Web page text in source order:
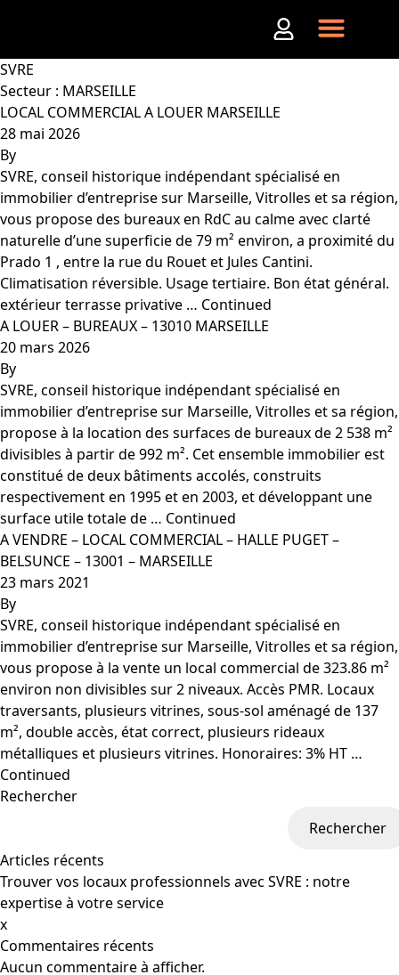
Aller au contenu
SVRE
Secteur : MARSEILLE
LOCAL COMMERCIAL A LOUER MARSEILLE
28 mai 2026
By
SVRE, conseil historique indépendant spécialisé en
immobilier d’entreprise sur Marseille, Vitrolles et sa région,
vous propose des bureaux en RdC au calme avec clarté
naturelle d’une superficie de 79 m² environ, a proximité du
Prado 1 , entre la rue du Rouet et Jules Cantini.
Climatisation réversible. Usage tertiaire. Bon état général.
extérieur terrasse privative … Continued
A LOUER – BUREAUX – 13010 MARSEILLE
20 mars 2026
By
SVRE, conseil historique indépendant spécialisé en
immobilier d’entreprise sur Marseille, Vitrolles et sa région,
propose à la location des surfaces de bureaux de 2 538 m²
divisibles à partir de 992 m². Cet ensemble immobilier est
constitué de deux bâtiments accolés, construits
respectivement en 1995 et en 2003, et développant une
surface utile totale de … Continued
A VENDRE – LOCAL COMMERCIAL – HALLE PUGET –
BELSUNCE – 13001 – MARSEILLE
23 mars 2021
By
SVRE, conseil historique indépendant spécialisé en
immobilier d’entreprise sur Marseille, Vitrolles et sa région,
vous propose à la vente un local commercial de 323.86 m²
environ non divisibles sur 2 niveaux. Accès PMR. Locaux
traversants, plusieurs vitrines, sous-sol aménagé de 137
m², double accès, état correct, plusieurs rideaux
métalliques et plusieurs vitrines. Honoraires: 3% HT …
Continued
Rechercher
Rechercher
Articles récents
Trouver vos locaux professionnels avec SVRE : notre
expertise à votre service
x
Commentaires récents
Aucun commentaire à afficher.